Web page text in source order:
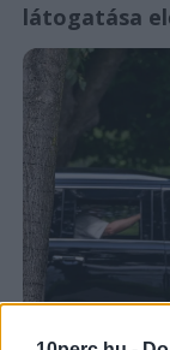
látogatása